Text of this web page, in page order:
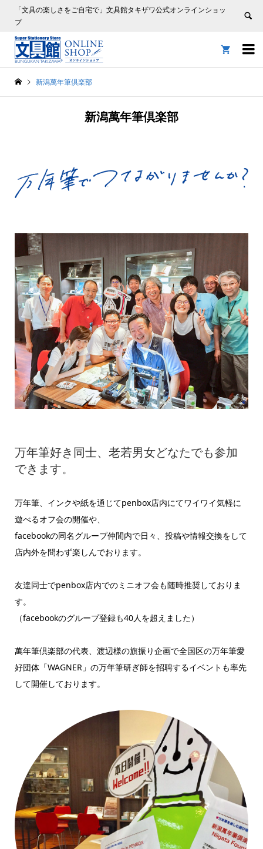
「文具の楽しさをご自宅で」文具館タキザワ公式オンラインショッ
プ


新潟萬年筆倶楽部
新潟萬年筆倶楽部
万年筆好き同士、老若男女どなたでも参加
できます。
万年筆、インクや紙を通じてpenbox店内にてワイワイ気軽に
遊べるオフ会の開催や、
facebookの同名グループ仲間内で日々、投稿や情報交換をして
店内外を問わず楽しんでおります。
友達同士でpenbox店内でのミニオフ会も随時推奨しておりま
す。
（facebookのグループ登録も40人を超えました）
萬年筆倶楽部の代表、渡辺様の旗振り企画で全国区の万年筆愛
好団体「WAGNER」の万年筆研ぎ師を招聘するイベントも率先
して開催しております。